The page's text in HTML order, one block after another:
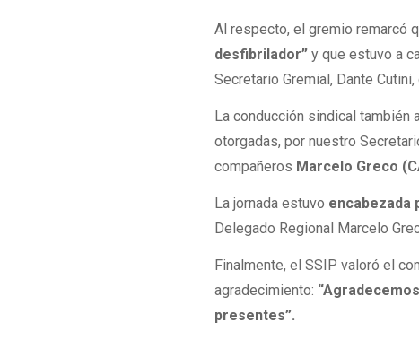
Al respecto, el gremio remarcó
desfibrilador” y que estuvo a
Secretario Gremial, Dante
La conducción sindical también
otorgadas, por nuestro
compañeros Marcelo Greco
La jornada estuvo encabezada
Delegado Regional Marcelo
Finalmente, el SSIP valoró el
agradecimiento:
presentes”.